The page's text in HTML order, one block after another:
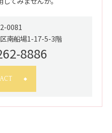
0081
南船場1-17-5-3階
8886